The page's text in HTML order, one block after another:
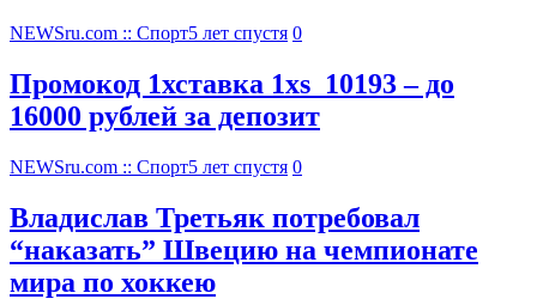
NEWSru.com :: Спорт5 лет спустя 0
Промокод 1хставка 1xs_10193 – до
16000 рублей за депозит
NEWSru.com :: Спорт5 лет спустя 0
Владислав Третьяк потребовал
“наказать” Швецию на чемпионате
мира по хоккею